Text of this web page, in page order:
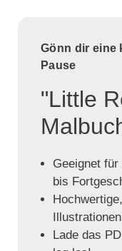
Gönn dir eine
Pause
"Little
Geeignet
bis
Illustrationen
Lade das